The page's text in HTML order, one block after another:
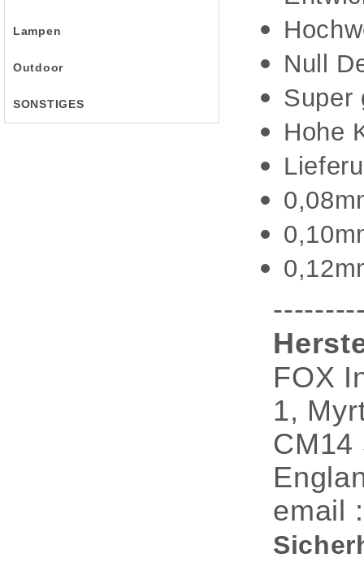
Lampen
Outdoor
SONSTIGES
Null
Super
Hohe
FOX
1,
CM14
email